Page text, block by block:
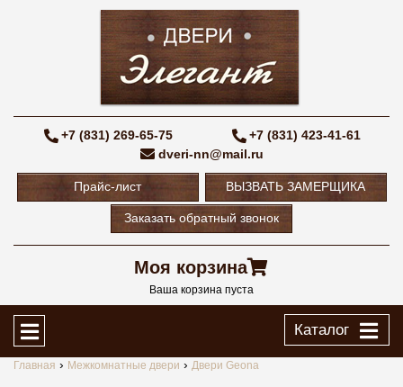
+7 (831) 269-65-75
+7 (831) 423-41-61
dveri-nn@mail.ru
Прайс-лист ВЫЗВАТЬ ЗАМЕРЩИКА
Заказать обратный звонок
Моя корзина
Ваша корзина пуста
Каталог
Главная Межкомнатные двери Двери Geona